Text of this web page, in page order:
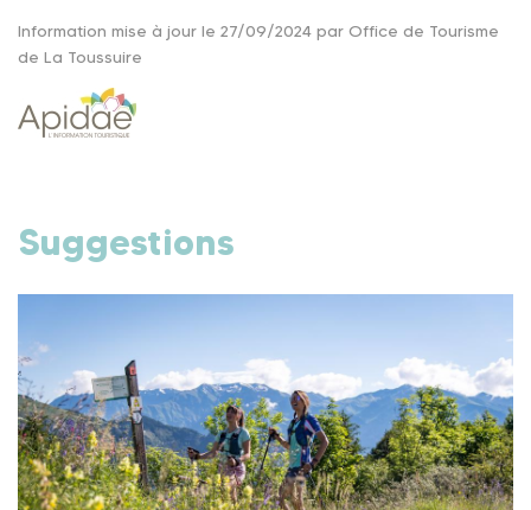
Information mise à jour le 27/09/2024 par Office de Tourisme
de La Toussuire
Suggestions